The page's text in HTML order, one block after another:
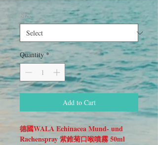
Size *
Quantity *
Add to Cart
德國WALA Echinacea Mund- und
Rachenspray 紫錐菊口喉噴霧 50ml